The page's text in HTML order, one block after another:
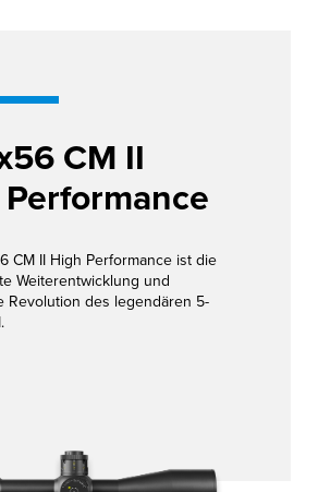
CM II
CM II High Performance ist die
Weiterentwicklung und
Revolution des legendären 5-